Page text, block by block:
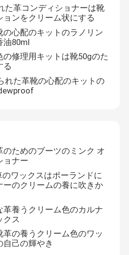
た革コンディショナーは靴
ンをクリーム状にする
の心配のキットのラノリン
油80ml
修理用キットは靴50gのた
る
れた革靴の心配のキットの
ためのブーツのミンク オ
ョナー
のワックスはポーランドに
ーのクリームの養に吹きか
革養うクリーム色のカルナ
クス
革の養うクリーム色のワッ
自己の輝やき